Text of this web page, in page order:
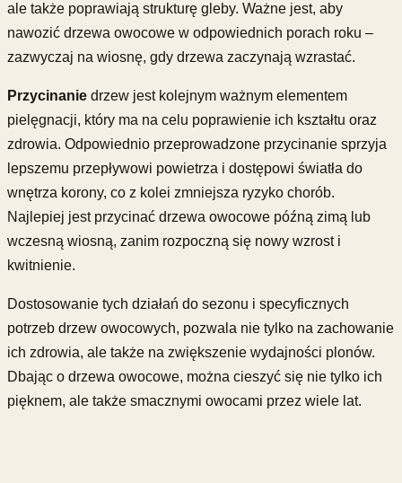
ale także poprawiają strukturę gleby. Ważne jest, aby
nawozić drzewa owocowe w odpowiednich porach roku –
zazwyczaj na wiosnę, gdy drzewa zaczynają wzrastać.
Przycinanie drzew jest kolejnym ważnym elementem
pielęgnacji, który ma na celu poprawienie ich kształtu oraz
zdrowia. Odpowiednio przeprowadzone przycinanie sprzyja
lepszemu przepływowi powietrza i dostępowi światła do
wnętrza korony, co z kolei zmniejsza ryzyko chorób.
Najlepiej jest przycinać drzewa owocowe późną zimą lub
wczesną wiosną, zanim rozpoczną się nowy wzrost i
kwitnienie.
Dostosowanie tych działań do sezonu i specyficznych
potrzeb drzew owocowych, pozwala nie tylko na zachowanie
ich zdrowia, ale także na zwiększenie wydajności plonów.
Dbając o drzewa owocowe, można cieszyć się nie tylko ich
pięknem, ale także smacznymi owocami przez wiele lat.